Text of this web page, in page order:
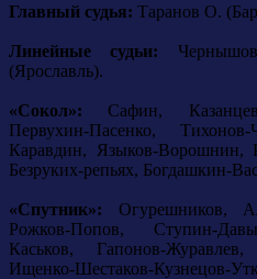
Главный судья: Таранов О.
Линейные судьи:
(Ярославль).
«Сокол»: Сафин, Казанцев-
Первухин-Пасенко,
Каравдин, Языков-Ворошнин,
Безруких-репьях, Богдашкин-
«Спутник»: Огурешников,
Рожков-Попов, Ступин-
Каськов, Гапонов-Журавлев,
Ищенко-Шестаков-Кузнецов-